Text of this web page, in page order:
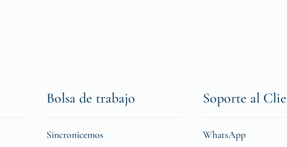
Bolsa de trabajo
Sincronicemos
Soporte al
WhatsApp